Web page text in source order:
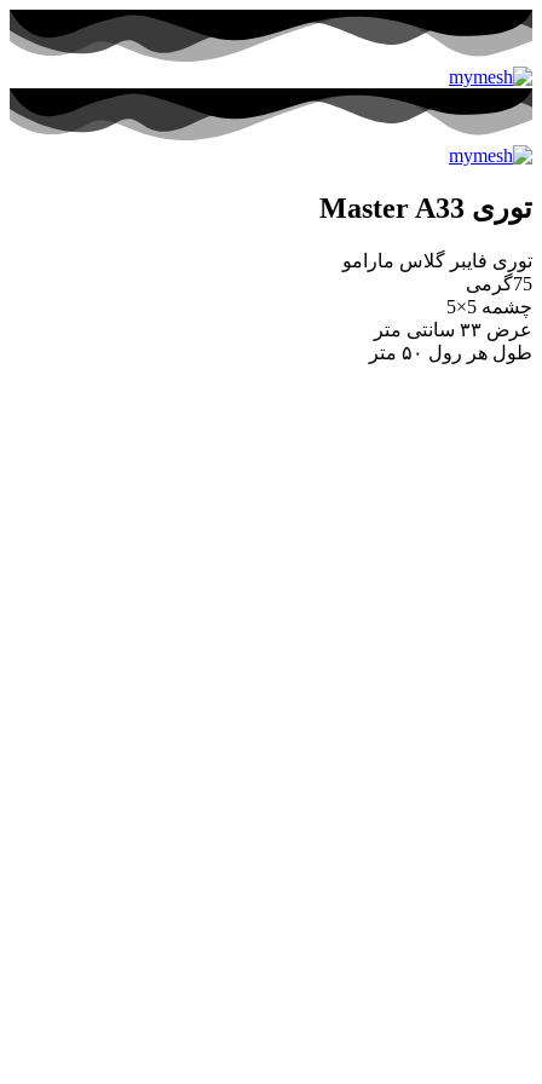
توری Master A33
توری فایبر گلاس مارامو
75گرمی
چشمه 5×5
عرض ۳۳ سانتی متر
طول هر رول ۵۰ متر